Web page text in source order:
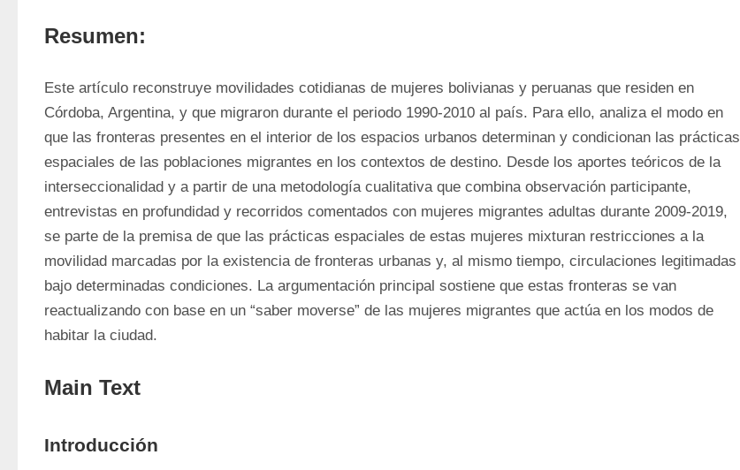
Resumen:
Este artículo reconstruye movilidades cotidianas de mujeres bolivianas y peruanas que residen en
Córdoba, Argentina, y que migraron durante el periodo 1990-2010 al país. Para ello, analiza el modo en
que las fronteras presentes en el interior de los espacios urbanos determinan y condicionan las prácticas
espaciales de las poblaciones migrantes en los contextos de destino. Desde los aportes teóricos de la
interseccionalidad y a partir de una metodología cualitativa que combina observación participante,
entrevistas en profundidad y recorridos comentados con mujeres migrantes adultas durante 2009-2019,
se parte de la premisa de que las prácticas espaciales de estas mujeres mixturan restricciones a la
movilidad marcadas por la existencia de fronteras urbanas y, al mismo tiempo, circulaciones legitimadas
bajo determinadas condiciones. La argumentación principal sostiene que estas fronteras se van
reactualizando con base en un “saber moverse” de las mujeres migrantes que actúa en los modos de
habitar la ciudad.
Main Text
Introducción